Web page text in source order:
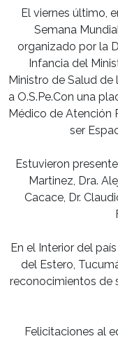
El viernes último,
Semana
organizado por la
Infancia del
Ministro de Salud de
a O.S.Pe.Con una
Médico de Atención
ser
Estuvieron
Martinez, Dra.
Cacace, Dr.
En el Interior del
del Estero,
reconocimientos de
Felicitaciones al